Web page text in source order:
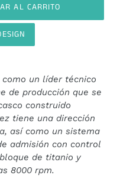
AL CARRITO
como un líder técnico
de producción que se
construido
tiene una dirección
así como un sistema
admisión con control
de titanio y
8000 rpm.